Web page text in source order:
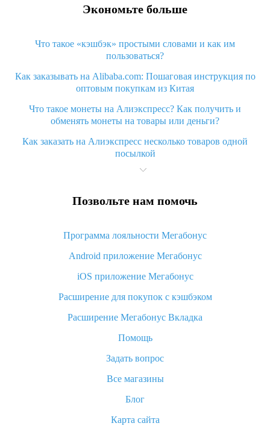
Экономьте больше
Что такое «кэшбэк» простыми словами и как им
пользоваться?
Как заказывать на Alibaba.com: Пошаговая инструкция по
оптовым покупкам из Китая
Что такое монеты на Алиэкспресс? Как получить и
обменять монеты на товары или деньги?
Как заказать на Алиэкспресс несколько товаров одной
посылкой
Что значит статус «Заказ закрыт» на Алиэкспресс и что
Что делать, если Алиэкспресс просит ввести паспортные
Как узнать, куда пришла посылка с Алиэкспресс
Вы отменили заказ на Алиэкспресс, когда вернут деньги?
Что такое баллы на Алиэкспресс, как их получить и
«AliExpress Standard Shipping»: что это за метод доставки и
как его отслеживать
Как покупать оптом на Алиэкспресс
Что делать, если не пришел товар с Алиэкспресс
возврата денег
Позвольте нам помочь
Программа лояльности Мегабонус
Android приложение Мегабонус
iOS приложение Мегабонус
Расширение для покупок с кэшбэком
Расширение Мегабонус Вкладка
Помощь
Задать вопрос
Все магазины
Блог
Карта сайта